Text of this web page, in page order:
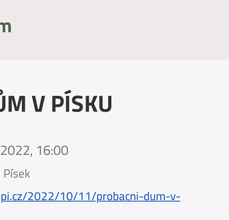
V PÍSKU
16:00
2022/10/11/probacni-dum-v-